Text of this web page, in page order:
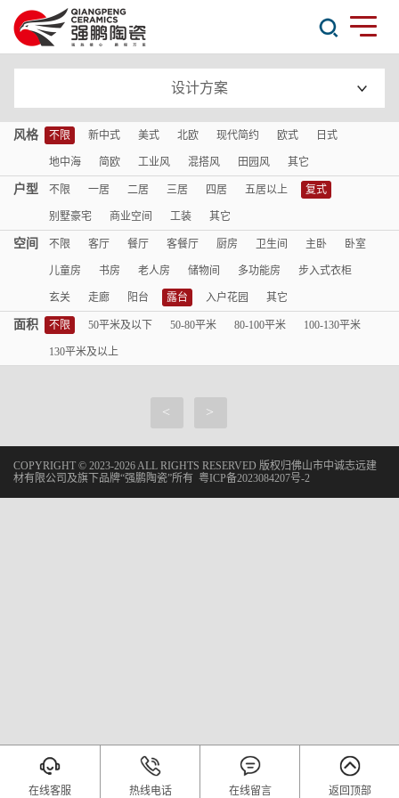
设计方案
风格 不限 新中式 美式 北欧 现代简约 欧式 日式
地中海 简欧 工业风 混搭风 田园风 其它
户型 不限 一居 二居 三居 四居 五居以上 复式
别墅豪宅 商业空间 工装 其它
空间 不限 客厅 餐厅 客餐厅 厨房 卫生间 主卧 卧室
儿童房 书房 老人房 储物间 多功能房 步入式衣柜
玄关 走廊 阳台 露台 入户花园 其它
面积 不限 50平米及以下 50-80平米 80-100平米 100-130平米
130平米及以上
< >
COPYRIGHT © 2023-2026 ALL RIGHTS RESERVED 版权归佛山市中诚志远建
材有限公司及旗下品牌“强鹏陶瓷”所有 粤ICP备2023084207号-2
在线客服 热线电话 在线留言 返回顶部